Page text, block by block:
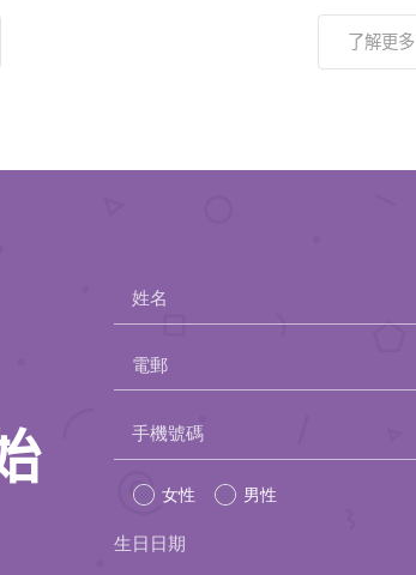
了解更多
姓名
電郵
Please
field
手機號碼
女性 男性
生日日期